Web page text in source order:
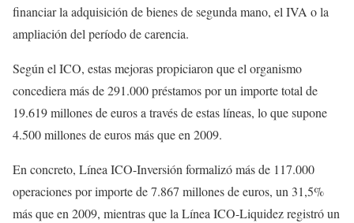
financiar la adquisición de bienes de segunda mano, el IVA o la
ampliación del período de carencia.
Según el ICO, estas mejoras propiciaron que el organismo
concediera más de 291.000 préstamos por un importe total de
19.619 millones de euros a través de estas líneas, lo que supone
4.500 millones de euros más que en 2009.
En concreto, Línea ICO-Inversión formalizó más de 117.000
operaciones por importe de 7.867 millones de euros, un 31,5%
más que en 2009, mientras que la Línea ICO-Liquidez registró un